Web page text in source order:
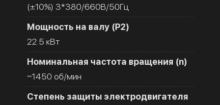
(±10%) 3*380/660В/50Гц
Мощность на валу (Р2)
22.5 кВт
Номинальная частота вращения (n)
~1450 об/мин
Степень защиты электродвигателя